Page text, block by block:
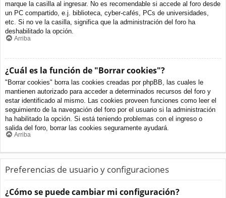
marque la casilla al ingresar. No es recomendable si accede al foro desde
un PC compartido, e.j. biblioteca, cyber-cafés, PCs de universidades,
etc. Si no ve la casilla, significa que la administración del foro ha
deshabilitado la opción.
Arriba
¿Cuál es la función de "Borrar cookies"?
"Borrar cookies" borra las cookies creadas por phpBB, las cuales le
mantienen autorizado para acceder a determinados recursos del foro y
estar identificado al mismo. Las cookies proveen funciones como leer el
seguimiento de la navegación del foro por el usuario si la administración
ha habilitado la opción. Si está teniendo problemas con el ingreso o
salida del foro, borrar las cookies seguramente ayudará.
Arriba
Preferencias de usuario y configuraciones
¿Cómo se puede cambiar mi configuración?